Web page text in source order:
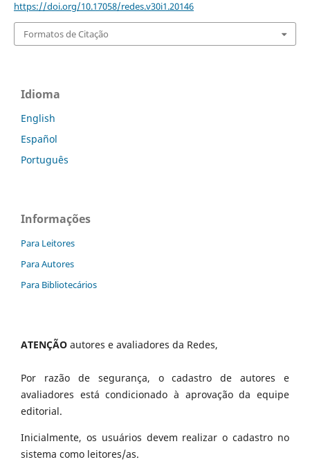
https://doi.org/10.17058/redes.v30i1.20146
Formatos de Citação
Idioma
English
Español
Português
Informações
Para Leitores
Para Autores
Para Bibliotecários
ATENÇÃO autores e avaliadores da Redes,
Por razão de segurança, o cadastro de autores e
avaliadores está condicionado à aprovação da equipe
editorial.
Inicialmente, os usuários devem realizar o cadastro no
sistema como leitores/as.